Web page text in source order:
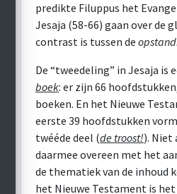
predikte Filuppus het
Jesaja (58-66) gaan over de
contrast is tussen de
De “tweedeling” in Jesaja
boek: er zijn 66
boeken. En het Nieuwe
eerste 39 hoofdstukken
twééde deel (de troost!). Niet
daarmee overeen met het
de thematiek van de inhoud
het Nieuwe Testament is